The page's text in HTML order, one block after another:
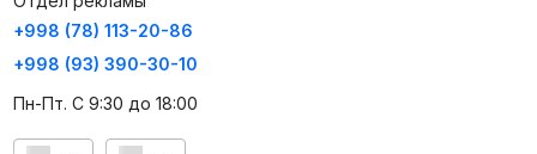
+998 (78) 113-20-86
+998 (93) 390-30-10
Пн-Пт. С 9:30 до 18:00